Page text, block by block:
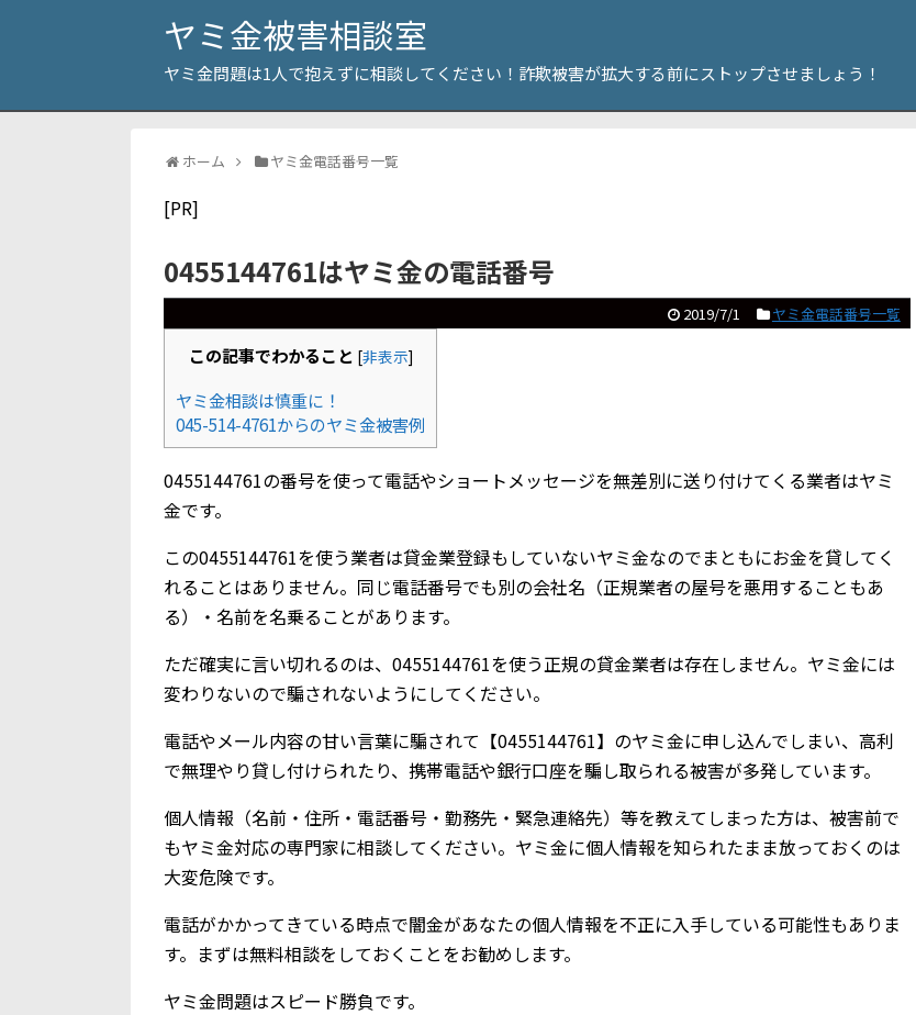
ヤミ金被害相談室
ヤミ金問題は1人で抱えずに相談してください！詐欺被害が拡大する前にストップさせましょう！
ホーム ヤミ金電話番号一覧
[PR]
0455144761はヤミ金の電話番号
2019/7/1 ヤミ金電話番号一覧
この記事でわかること [非表示]
ヤミ金相談は慎重に！
045-514-4761からのヤミ金被害例
0455144761の番号を使って電話やショートメッセージを無差別に送り付けてくる業者はヤミ
金です。
この0455144761を使う業者は貸金業登録もしていないヤミ金なのでまともにお金を貸してく
れることはありません。同じ電話番号でも別の会社名（正規業者の屋号を悪用することもあ
る）・名前を名乗ることがあります。
ただ確実に言い切れるのは、0455144761を使う正規の貸金業者は存在しません。ヤミ金には
変わりないので騙されないようにしてください。
電話やメール内容の甘い言葉に騙されて【0455144761】のヤミ金に申し込んでしまい、高利
で無理やり貸し付けられたり、携帯電話や銀行口座を騙し取られる被害が多発しています。
個人情報（名前・住所・電話番号・勤務先・緊急連絡先）等を教えてしまった方は、被害前で
もヤミ金対応の専門家に相談してください。ヤミ金に個人情報を知られたまま放っておくのは
大変危険です。
電話がかかってきている時点で闇金があなたの個人情報を不正に入手している可能性もありま
す。まずは無料相談をしておくことをお勧めします。
ヤミ金問題はスピード勝負です。